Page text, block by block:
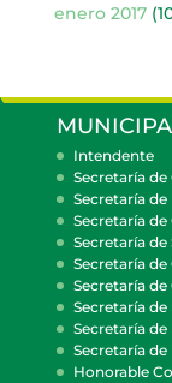
enero 2017
Intendente
Secretaría de
Secretaría
Secretaría de
Secretaría
Secretaría
Secretaría de
Secretaría
Secretaría
Secretaría
Honorable